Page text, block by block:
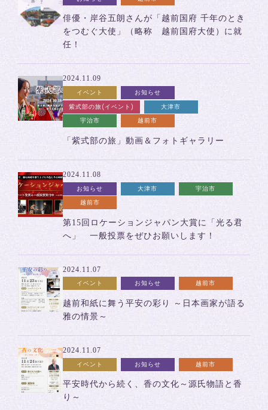
俳優・岸谷五朗さんが「越前国府 千年のとき
をつむぐ大使」（略称 越前国府大使）に就
任！
2024.11.09
イベント お知らせ
紫式部の旅(イベント) 大津市
宇治市 越前市
「紫式部の旅」動画＆フォトギャラリー
2024.11.08
お知らせ 大津市 宇治市
越前市
第15回ロケーションジャパン大賞に「光る君
へ」 一般投票をぜひお願いします！
2024.11.07
イベント お知らせ 越前市
越前和紙に舞う平安の彩り ～日本画家が語る
雅の情景～
2024.11.07
イベント お知らせ 越前市
平安時代から続く、香の文化～源氏物語と香
り～